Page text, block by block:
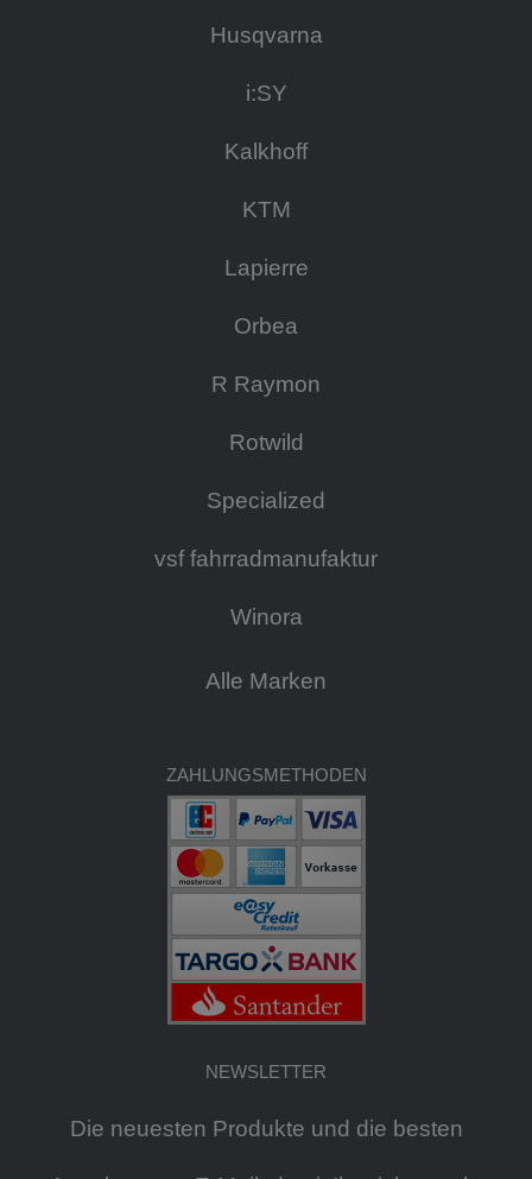
Husqvarna
i:SY
Kalkhoff
KTM
Lapierre
Orbea
R Raymon
Rotwild
Specialized
vsf fahrradmanufaktur
Winora
Alle Marken
ZAHLUNGSMETHODEN
NEWSLETTER
Die neuesten Produkte und die besten